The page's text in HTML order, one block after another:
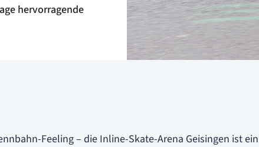
hervorragende
Feeling – die Inline-Skate-Arena Geisingen ist